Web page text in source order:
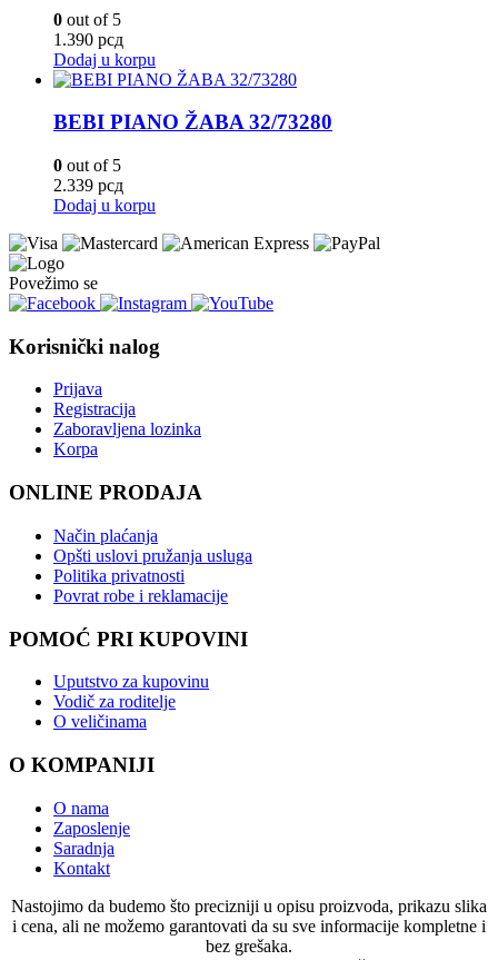
0 out of 5
1.390 рсд
Dodaj u korpu
BEBI PIANO ŽABA 32/73280
0 out of 5
2.339 рсд
Dodaj u korpu
Povežimo se
Korisnički nalog
Prijava
Registracija
Zaboravljena lozinka
Korpa
ONLINE PRODAJA
Način plaćanja
Opšti uslovi pružanja usluga
Politika privatnosti
Povrat robe i reklamacije
POMOĆ PRI KUPOVINI
Uputstvo za kupovinu
Vodič za roditelje
O veličinama
O KOMPANIJI
O nama
Zaposlenje
Saradnja
Kontakt
Nastojimo da budemo što precizniji u opisu proizvoda, prikazu slika
i cena, ali ne možemo garantovati da su sve informacije kompletne i
bez grešaka.